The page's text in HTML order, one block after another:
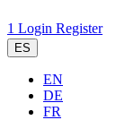
1 Login Register
ES
EN
DE
FR